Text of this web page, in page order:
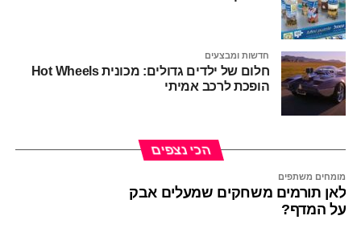
חדשות ומבצעים
חלום של ילדים גדולים: מכונית Hot Wheels
הופכת לרכב אמיתי
הכי נצפים
מומחים משתפים
לאן תורמים משחקים שמעלים אבק
על המדף?